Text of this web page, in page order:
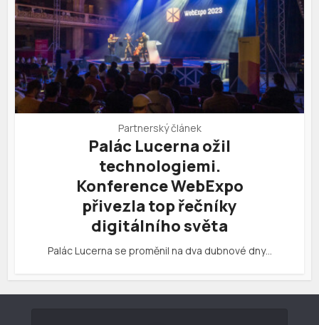
Partnerský článek
Palác Lucerna ožil
technologiemi.
Konference WebExpo
přivezla top řečníky
digitálního světa
Palác Lucerna se proměnil na dva dubnové dny…